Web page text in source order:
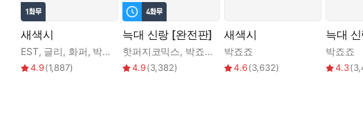
새색시
EST, 글리, 화퍼, 박죠죠
4.9(1,887)
늑대 신랑 [완전판]
핫퍼지코믹스, 박죠죠
4.9(3,382)
새색시
박죠죠
4.6(3,632)
늑대
박죠죠
4.3(